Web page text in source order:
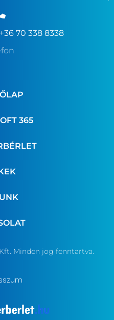
70 338 8338
365
Minden jog fenntartva.